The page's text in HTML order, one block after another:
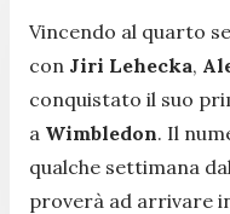
Vincendo al quarto
con Jiri Lehecka,
conquistato il suo
a Wimbledon. Il
qualche settimana
proverà ad arrivare